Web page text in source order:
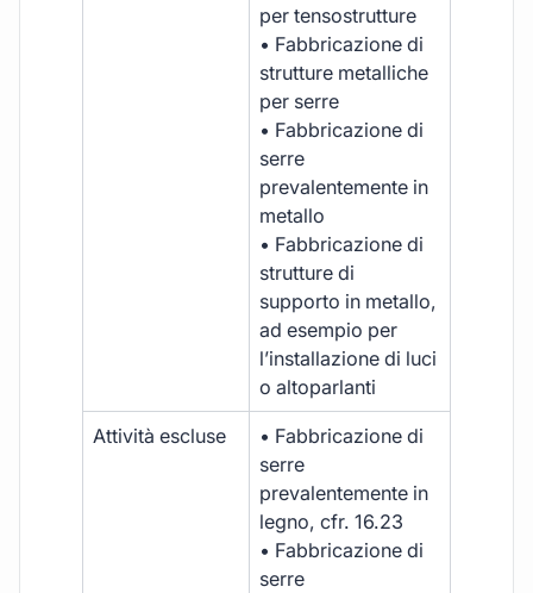
per tensostrutture
• Fabbricazione di
strutture metalliche
per serre
• Fabbricazione di
serre
prevalentemente in
metallo
• Fabbricazione di
strutture di
supporto in metallo,
ad esempio per
l’installazione di luci
o altoparlanti
Attività escluse
• Fabbricazione di
serre
prevalentemente in
legno, cfr. 16.23
• Fabbricazione di
serre